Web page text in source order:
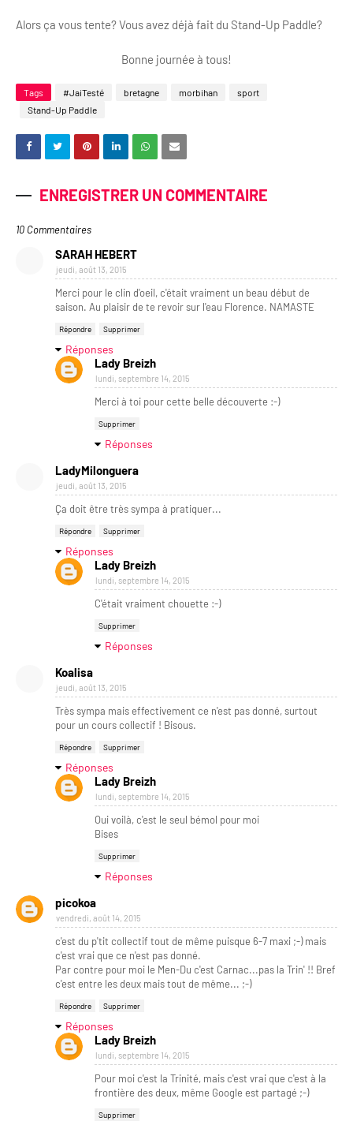
Alors ça vous tente? Vous avez déjà fait du Stand-Up Paddle?
Bonne journée à tous!
Tags #JaiTesté bretagne morbihan
sport
Stand-Up Paddle
ENREGISTRER UN COMMENTAIRE
10 Commentaires
SARAH HEBERT
jeudi, août 13, 2015
Merci pour le clin d'oeil, c'était vraiment un beau début de
saison. Au plaisir de te revoir sur l'eau Florence. NAMASTE
Répondre Supprimer
Réponses
Lady Breizh
lundi, septembre 14, 2015
Merci à toi pour cette belle découverte :-)
Supprimer
Réponses
LadyMilonguera
jeudi, août 13, 2015
Ça doit être très sympa à pratiquer...
Répondre Supprimer
Réponses
Lady Breizh
lundi, septembre 14, 2015
C'était vraiment chouette :-)
Supprimer
Réponses
Koalisa
jeudi, août 13, 2015
Très sympa mais effectivement ce n'est pas donné, surtout
pour un cours collectif ! Bisous.
Répondre Supprimer
Réponses
Lady Breizh
lundi, septembre 14, 2015
Oui voilà, c'est le seul bémol pour moi
Bises
Supprimer
Réponses
picokoa
vendredi, août 14, 2015
c'est du p'tit collectif tout de même puisque 6-7 maxi ;-) mais
c'est vrai que ce n'est pas donné.
Par contre pour moi le Men-Du c'est Carnac...pas la Trin' !! Bref
c'est entre les deux mais tout de même... ;-)
Répondre Supprimer
Réponses
Lady Breizh
lundi, septembre 14, 2015
Pour moi c'est la Trinité, mais c'est vrai que c'est à la
frontière des deux, même Google est partagé ;-)
Supprimer